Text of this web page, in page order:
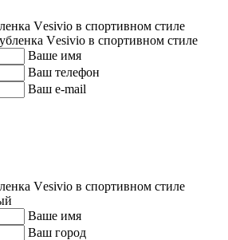
Vеsivio в спортивном стиле
Ваше имя
Ваш телефон
Ваш e-mail
Vеsivio в спортивном стиле
Ваше имя
Ваш город